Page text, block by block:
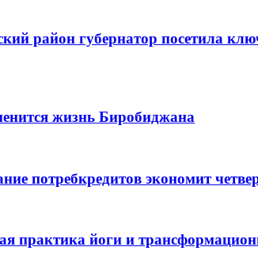
район губернатор посетила
жизнь Биробиджана
потребкредитов экономит
практика йоги и